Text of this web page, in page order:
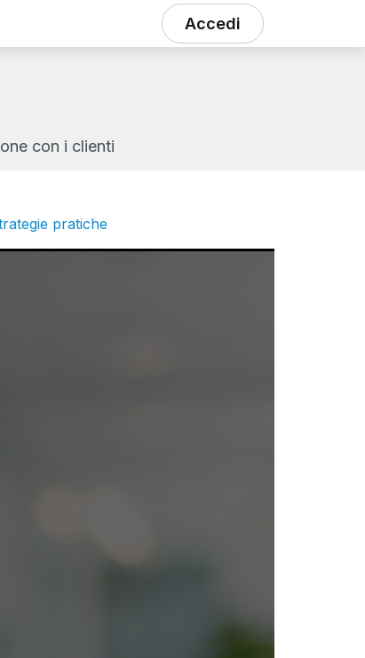
Accedi
con i clienti
pratiche